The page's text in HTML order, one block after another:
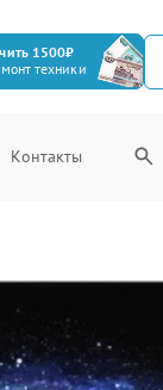
1500₽
техники
Контакты